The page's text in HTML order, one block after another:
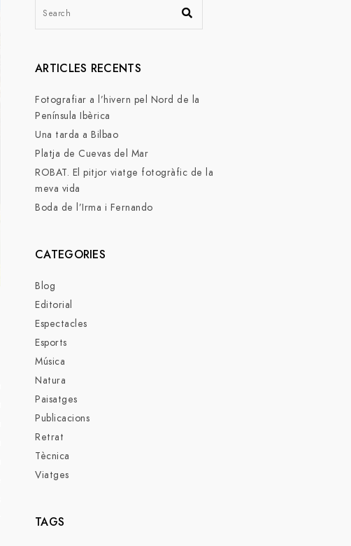
ARTICLES RECENTS
Fotografiar a l’hivern pel Nord de la
Península Ibèrica
Una tarda a Bilbao
Platja de Cuevas del Mar
ROBAT. El pitjor viatge fotogràfic de la
meva vida
Boda de l’Irma i Fernando
CATEGORIES
Blog
Editorial
Espectacles
Esports
Música
Natura
Paisatges
Publicacions
Retrat
Tècnica
Viatges
TAGS